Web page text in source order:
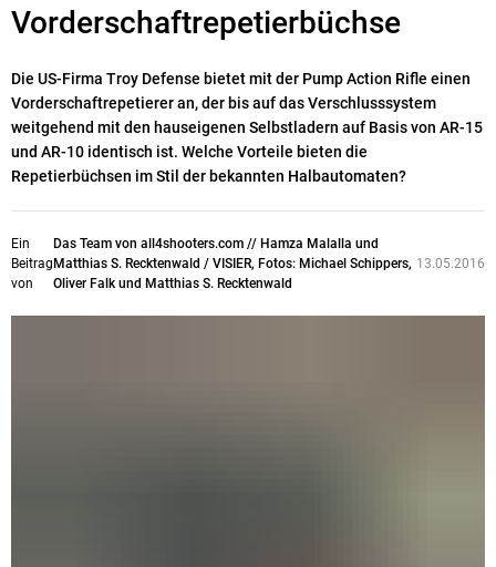
Vorderschaftrepetierbüchse
Die US-Firma Troy Defense bietet mit der Pump Action Rifle einen
Vorderschaftrepetierer an, der bis auf das Verschlusssystem
weitgehend mit den hauseigenen Selbstladern auf Basis von AR-15
und AR-10 identisch ist. Welche Vorteile bieten die
Repetierbüchsen im Stil der bekannten Halbautomaten?
Ein
Beitrag
von
Das Team von all4shooters.com // Hamza Malalla und
Matthias S. Recktenwald / VISIER, Fotos: Michael Schippers,
Oliver Falk und Matthias S. Recktenwald
13.05.2016